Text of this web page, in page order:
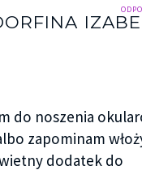
do noszenia
zapominam
dodatek do